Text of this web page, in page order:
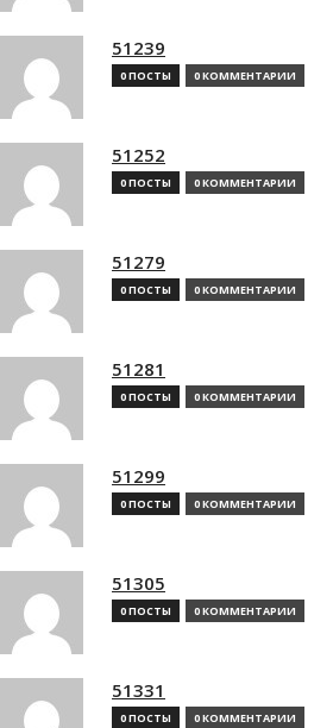
51239
0 ПОСТЫ 0 КОММЕНТАРИИ
51252
0 ПОСТЫ 0 КОММЕНТАРИИ
51279
0 ПОСТЫ 0 КОММЕНТАРИИ
51281
0 ПОСТЫ 0 КОММЕНТАРИИ
51299
0 ПОСТЫ 0 КОММЕНТАРИИ
51305
0 ПОСТЫ 0 КОММЕНТАРИИ
51331
0 ПОСТЫ 0 КОММЕНТАРИИ